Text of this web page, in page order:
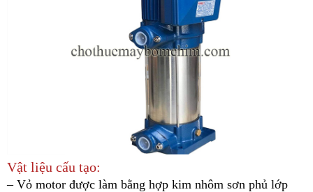
Vật liệu cấu tạo:
– Vỏ motor được làm bằng hợp kim nhôm sơn phủ lớp